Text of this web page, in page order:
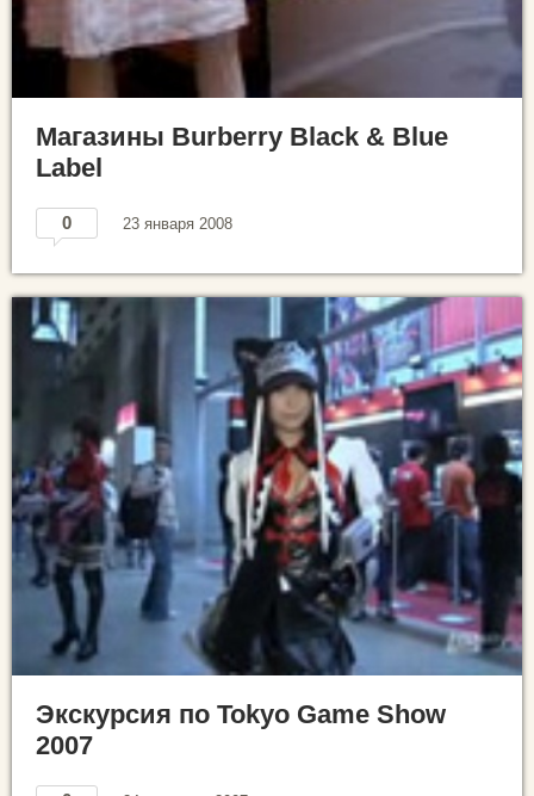
Магазины Burberry Black & Blue
Label
0 23 января 2008
Экскурсия по Tokyo Game Show
2007